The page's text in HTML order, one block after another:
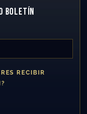
BOLETÍN
RECIBIR